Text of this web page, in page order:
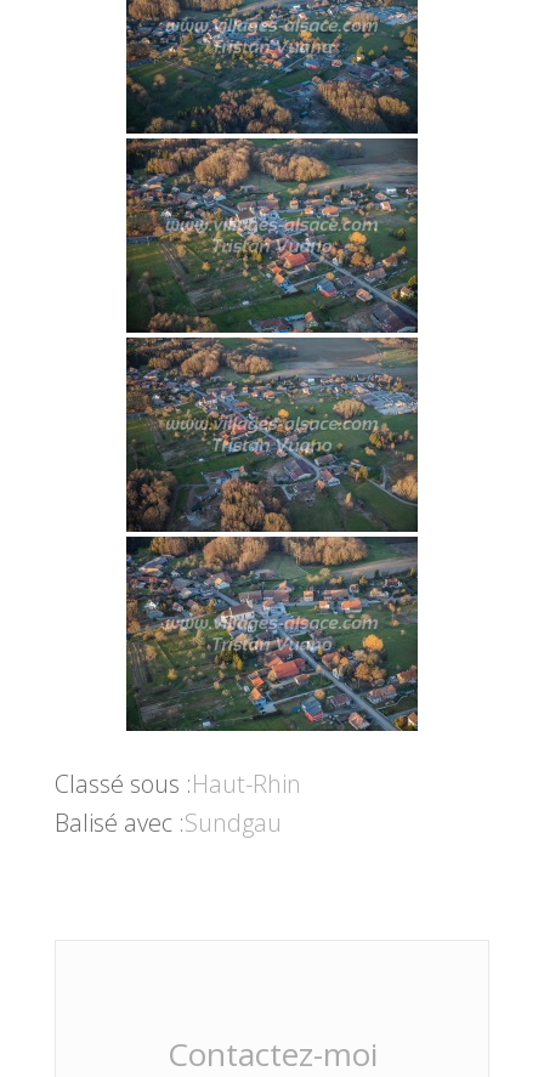
Classé sous :Haut-Rhin
Balisé avec :Sundgau
Contactez-moi